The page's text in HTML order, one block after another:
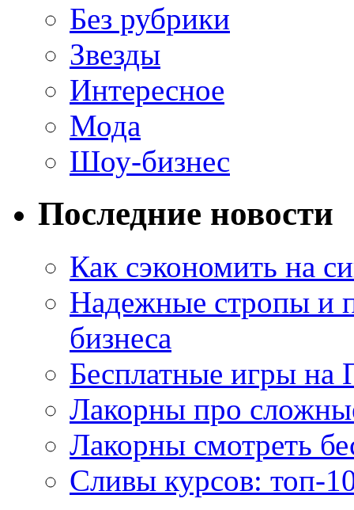
Без рубрики
Звезды
Интересное
Мода
Шоу-бизнес
Последние новости
Как сэкономить на
Надежные стропы и
бизнеса
Бесплатные игры на
Лакорны про
Лакорны смотреть
Сливы курсов: топ-